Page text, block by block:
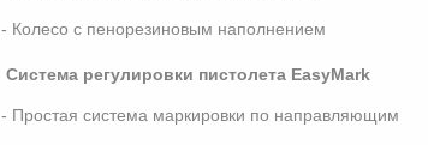
- Колесо с пенорезиновым наполнением
Система регулировки пистолета EasyMark
- Простая система маркировки по направляющим